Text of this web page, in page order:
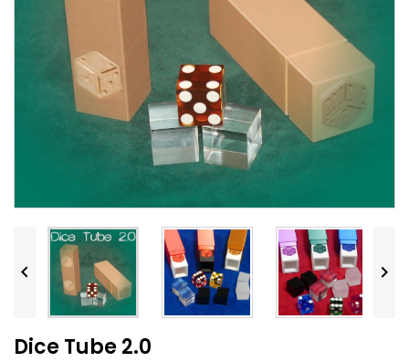
 
Dice Tube 2.0